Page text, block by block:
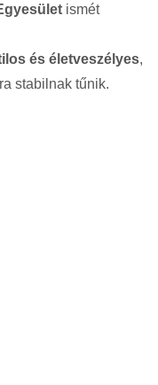
ismét
és életveszélyes,
stabilnak tűnik.